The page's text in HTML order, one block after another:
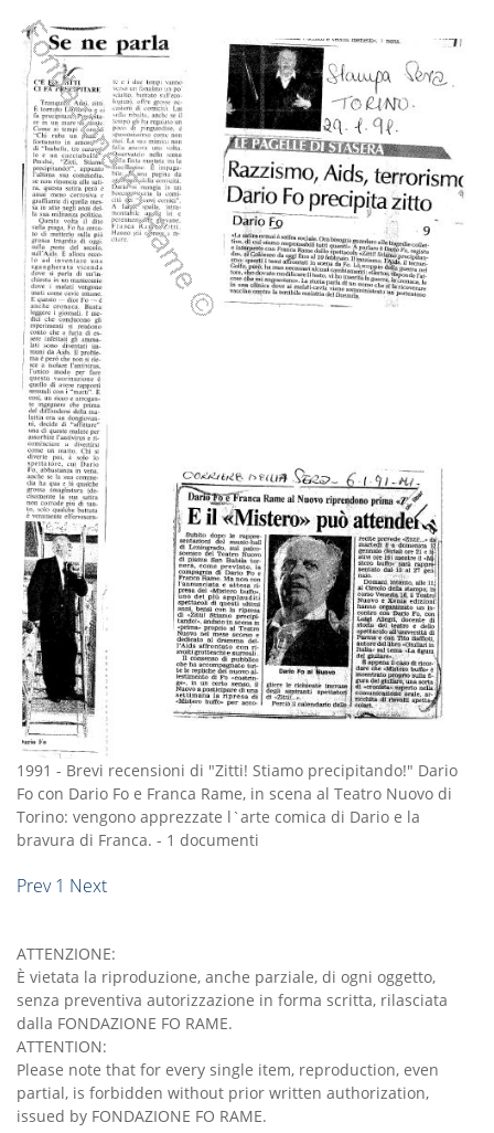
1991 - Brevi recensioni di "Zitti! Stiamo precipitando!" Dario
Fo con Dario Fo e Franca Rame, in scena al Teatro Nuovo di
Torino: vengono apprezzate l`arte comica di Dario e la
bravura di Franca. - 1 documenti
Prev 1 Next
ATTENZIONE:
È vietata la riproduzione, anche parziale, di ogni oggetto,
senza preventiva autorizzazione in forma scritta, rilasciata
dalla FONDAZIONE FO RAME.
ATTENTION:
Please note that for every single item, reproduction, even
partial, is forbidden without prior written authorization,
issued by FONDAZIONE FO RAME.